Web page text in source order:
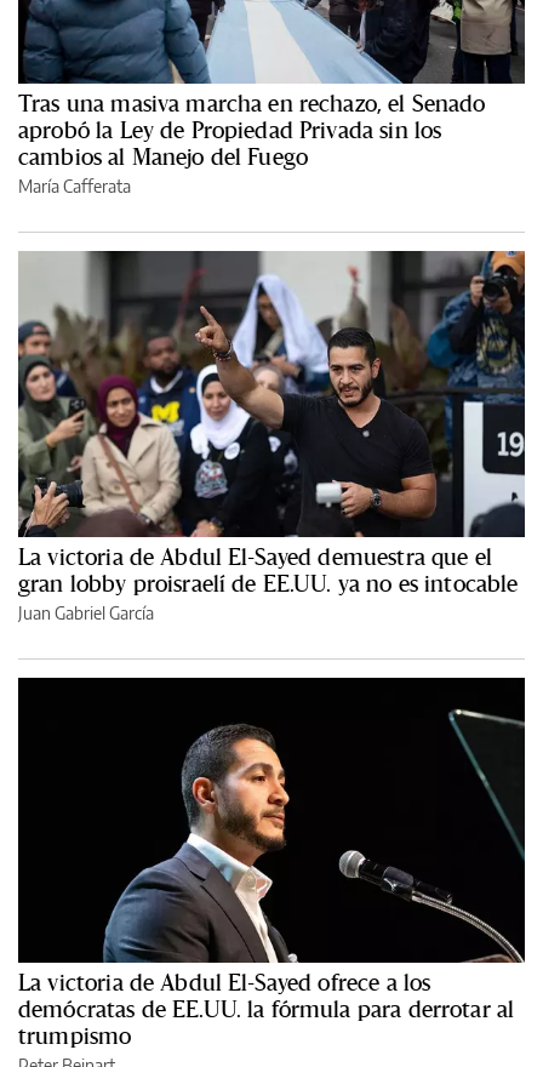
Tras una masiva marcha en rechazo, el Senado
aprobó la Ley de Propiedad Privada sin los
cambios al Manejo del Fuego
María Cafferata
La victoria de Abdul El-Sayed demuestra que el
gran lobby proisraelí de EE.UU. ya no es intocable
Juan Gabriel García
La victoria de Abdul El-Sayed ofrece a los
demócratas de EE.UU. la fórmula para derrotar al
trumpismo